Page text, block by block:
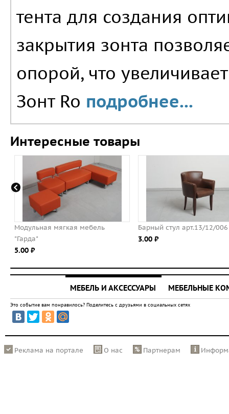
тента для создания
закрытия зонта
опорой, что
Зонт Ro подробнее...
Интересные товары
Барный стул арт.13/12/006 Диван "Сидней"
МЕБЕЛЬ И АКСЕССУАРЫ МЕБЕЛЬНЫЕ
Это событие вам понравилось? Поделитесь с друзьями в социальных сетях
Реклама на портале О нас Партнерам